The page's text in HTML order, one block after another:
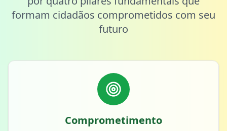
formam cidadãos comprometidos com seu
futuro
Comprometimento